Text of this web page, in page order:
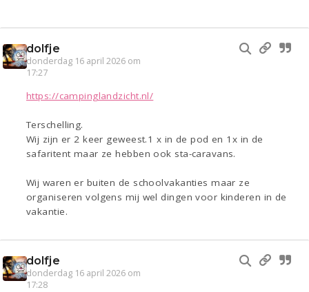
dolfje
donderdag 16 april 2026 om
17:27
https://campinglandzicht.nl/
Terschelling.
Wij zijn er 2 keer geweest.1 x in de pod en 1x in de
safaritent maar ze hebben ook sta-caravans.
Wij waren er buiten de schoolvakanties maar ze
organiseren volgens mij wel dingen voor kinderen in de
vakantie.
dolfje
donderdag 16 april 2026 om
17:28